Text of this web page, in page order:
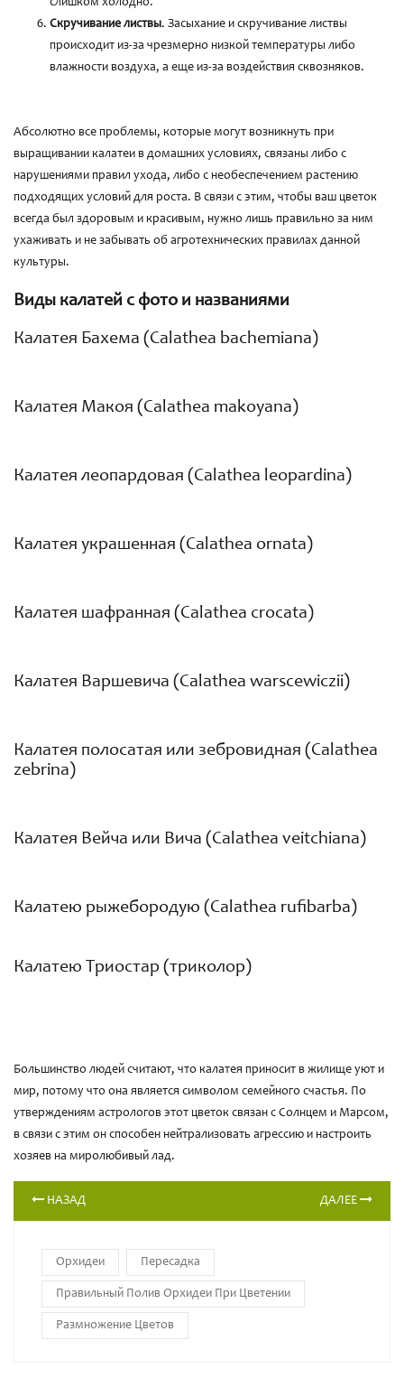
слишком холодно.
Скручивание листвы. Засыхание и скручивание листвы
происходит из-за чрезмерно низкой температуры либо
влажности воздуха, а еще из-за воздействия сквозняков.
Абсолютно все проблемы, которые могут возникнуть при
выращивании калатеи в домашних условиях, связаны либо с
нарушениями правил ухода, либо с необеспечением растению
подходящих условий для роста. В связи с этим, чтобы ваш цветок
всегда был здоровым и красивым, нужно лишь правильно за ним
ухаживать и не забывать об агротехнических правилах данной
культуры.
Виды калатей с фото и названиями
Калатея Бахема (Calathea bachemiana)
Калатея Макоя (Calathea makoyana)
Калатея леопардовая (Calathea leopardina)
Калатея украшенная (Calathea ornata)
Калатея шафранная (Calathea crocata)
Калатея Варшевича (Calathea warscewiczii)
Калатея полосатая или зебровидная (Calathea
zebrina)
Калатея Вейча или Вича (Calathea veitchiana)
Калатею рыжебородую (Calathea rufibarba)
Калатею Триостар (триколор)
Большинство людей считают, что калатея приносит в жилище уют и
мир, потому что она является символом семейного счастья. По
утверждениям астрологов этот цветок связан с Солнцем и Марсом,
в связи с этим он способен нейтрализовать агрессию и настроить
хозяев на миролюбивый лад.
НАЗАД ДАЛЕЕ
Орхидеи Пересадка
Правильный Полив Орхидеи При Цветении
Размножение Цветов